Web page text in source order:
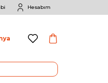
Hesabım